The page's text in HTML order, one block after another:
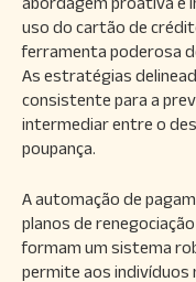
uso do cartão de
ferramenta poderosa
As estratégias
consistente para a
intermediar entre o
poupança.
A automação de
planos de
formam um sistema
permite aos indivíduos